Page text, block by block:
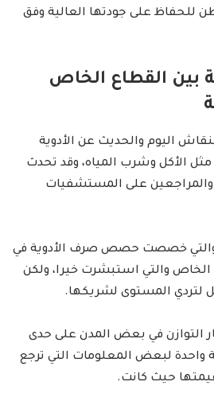
للحفاظ على جودتها العالية وفق
بين القطاع الخاص
اليوم والحديث عن الأدوية
مثل الأكل وشرب المياه، وقد تحدث
على المستشفيات
والتي خصصت حصص صرف الأدوية في
والتي استبشرت خيرا، ولكن
لتردي المستوى لشريكها.
التوازن في بعض المدن على حدى
واحدة لبعض المعلومات التي ترجع
لقيمتها حيث كانت.